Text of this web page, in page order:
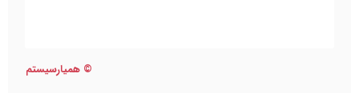
© همیارسیستم